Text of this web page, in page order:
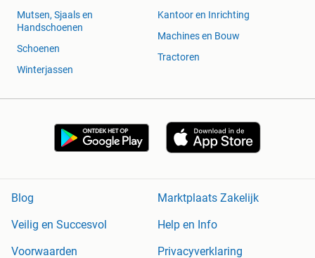
Mutsen, Sjaals en
Handschoenen
Schoenen
Winterjassen
Kantoor en Inrichting
Machines en Bouw
Tractoren
Blog
Marktplaats Zakelijk
Veilig en Succesvol
Help en Info
Voorwaarden
Privacyverklaring